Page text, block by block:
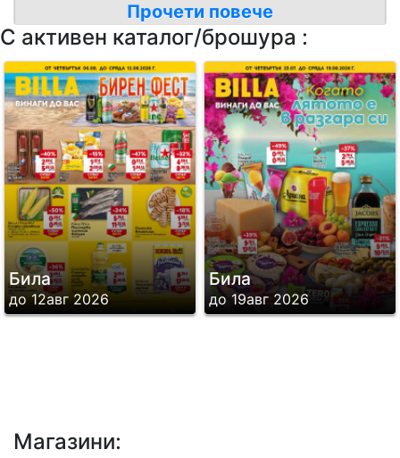
могат да намерят познатите със
своето качество и свежест плодове и
зеленчуци, отгледани в над 150
градини в България с подкрепата на
BILLA експерти; гарантирано топли
ястия, приготвени на всеки 30 минути
по здравословен начин без пържене;
винаги топъл хляб, изпечен на всеки
30 минути от BILLA пекари,
сертифицирани от Министерство на
образованието и науката; свежо месо
и деликатеси, както и всичко
магазините разполагат със собствена
Прочети повече
С активен каталог/брошура :
Била
до 12авг 2026
Била
до 19авг 2026
Магазини: